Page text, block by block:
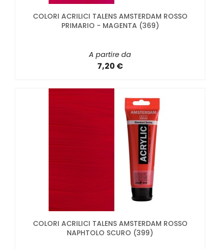
COLORI ACRILICI TALENS AMSTERDAM ROSSO
PRIMARIO - MAGENTA (369)
A partire da
7,20 €
COLORI ACRILICI TALENS AMSTERDAM ROSSO
NAPHTOLO SCURO (399)